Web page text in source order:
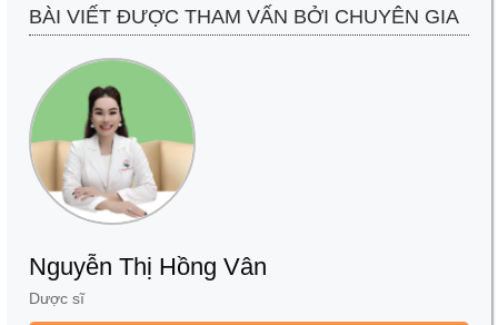
BÀI VIẾT ĐƯỢC THAM VẤN BỞI CHUYÊN GIA
Nguyễn Thị Hồng Vân
Dược sĩ